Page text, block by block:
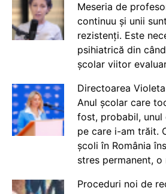
Meseria de
continuu și unii
rezistenți. Este
psihiatrică din
școlar viitor
Directoarea
Anul școlar care
fost, probabil,
pe care i-am trăit.
școli în România
stres permanent,
Proceduri noi de